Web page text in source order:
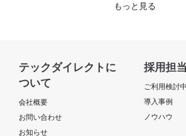
もっと見る
テックダイレクトに
ついて
会社概要
お問い合わせ
お知らせ
採用担
ご利用検討
導入事例
ノウハウ